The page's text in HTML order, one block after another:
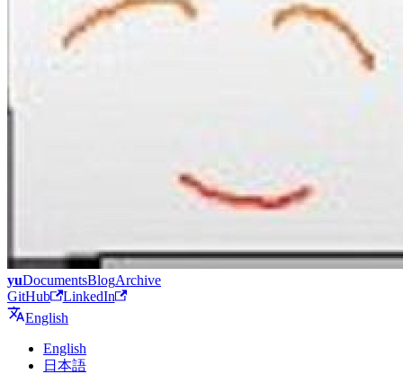
yuDocumentsBlogArchive
GitHub
LinkedIn
English
English
日本語